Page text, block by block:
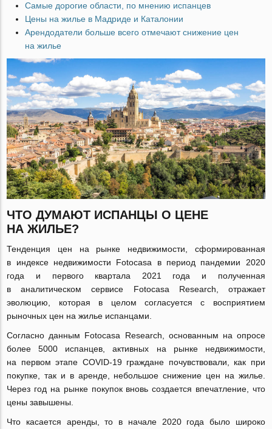
Самые дорогие области, по мнению испанцев
Цены на жилье в Мадриде и Каталонии
Арендодатели больше всего отмечают снижение цен
на жилье
ЧТО ДУМАЮТ ИСПАНЦЫ О ЦЕНЕ
НА ЖИЛЬЕ?
Тенденция цен на рынке недвижимости, сформированная
в индексе недвижимости Fotocasa в период пандемии 2020
года и первого квартала 2021 года и полученная
в аналитическом сервисе Fotocasa Research, отражает
эволюцию, которая в целом согласуется с восприятием
рыночных цен на жилье испанцами.
Согласно данным Fotocasa Research, основанным на опросе
более 5000 испанцев, активных на рынке недвижимости,
на первом этапе COVID-19граждане почувствовали, как при
покупке, так и в аренде, небольшое снижение цен на жилье.
Через год на рынке покупок вновь создается впечатление, что
цены завышены.
Что касается аренды, то в начале 2020 года было широко